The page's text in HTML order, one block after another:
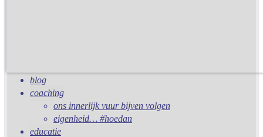
blog
coaching
ons innerlijk vuur bijven volgen
eigenheid… #hoedan
educatie